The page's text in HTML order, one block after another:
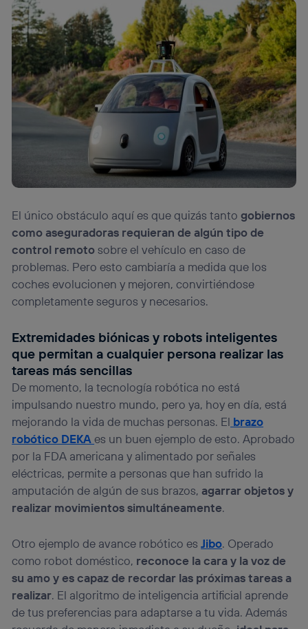
El único obstáculo aquí es que quizás tantogobiernos
como aseguradoras requieran de algún tipo de
control remotosobre el vehículo en caso de
problemas. Pero esto cambiaría a medida que los
coches evolucionen y mejoren, convirtiéndose
completamente seguros y necesarios.
Extremidades biónicas y robots inteligentes
que permitan a cualquier persona realizar las
tareas más sencillas
De momento, la tecnología robótica no está
impulsando nuestro mundo, pero ya, hoy en día, está
mejorando la vida de muchas personas. El brazo
robótico DEKAes un buen ejemplo de esto. Aprobado
por la FDA americana y alimentado por señales
eléctricas, permite a personas que han sufrido la
amputación de algún de sus brazos, agarrar objetos y
realizar movimientos simultáneamente.
Otro ejemplo de avance robótico esJibo. Operado
como robot doméstico, reconoce la cara y la voz de
su amo y es capaz de recordar las próximas tareas a
realizar. El algoritmo de inteligencia artificial aprende
de tus preferencias para adaptarse a tu vida. Además